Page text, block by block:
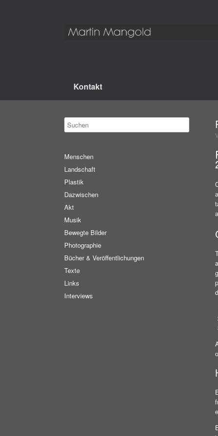
Kontakt
Menschen
Landschaft
Plastik
Dazwischen
Akt
Musik
Bewegte Bilder
Photographie
Bücher & Veröffentlichungen
Texte
Links
Interviews